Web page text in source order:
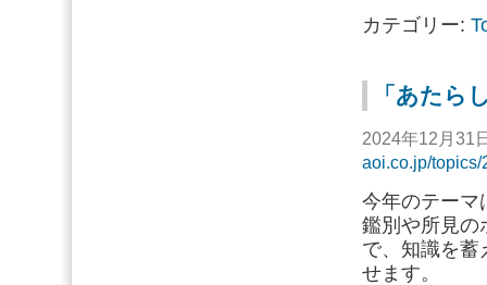
カテゴリー:
「あたら
2024年12月31
aoi.co.jp/
今年のテーマ
鑑別や所見の
で、知識を蓄
せます。